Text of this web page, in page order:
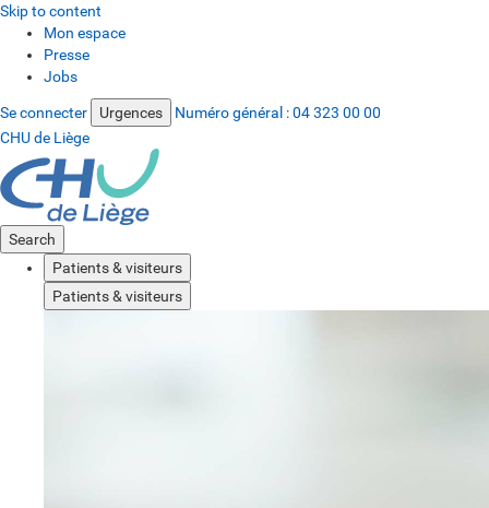
Skip to content
Mon espace
Presse
Jobs
Se connecter Urgences Numéro général :04 323 00 00
CHU de Liège
Search
Patients & visiteurs
Patients & visiteurs